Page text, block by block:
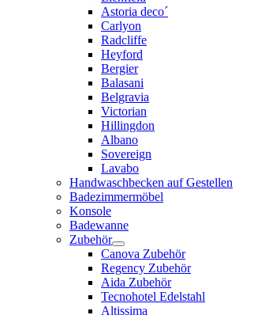
Astoria deco´
Carlyon
Radcliffe
Heyford
Bergier
Balasani
Belgravia
Victorian
Hillingdon
Albano
Sovereign
Lavabo
Handwaschbecken auf Gestellen
Badezimmermöbel
Konsole
Badewanne
Zubehör
Canova Zubehör
Regency Zubehör
Aida Zubehör
Tecnohotel Edelstahl
Altissima